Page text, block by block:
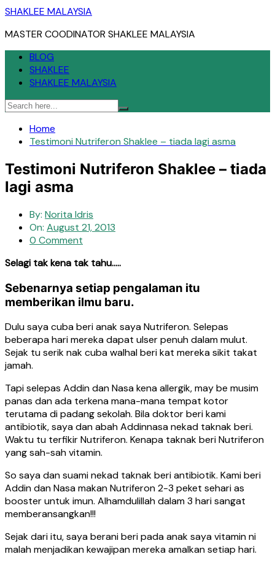
Skip
content
SHAKLEE MALAYSIA
MASTER COODINATOR SHAKLEE MALAYSIA
BLOG
SHAKLEE
SHAKLEE MALAYSIA
Home
Testimoni Nutriferon Shaklee – tiada lagi asma
Testimoni Nutriferon Shaklee – tiada
lagi asma
By: Norita Idris
On: August 21, 2013
0 Comment
Selagi tak kena tak tahu…..
Sebenarnya setiap pengalaman itu
memberikan ilmu baru.
Dulu saya cuba beri anak saya Nutriferon. Selepas
beberapa hari mereka dapat ulser penuh dalam mulut.
Sejak tu serik nak cuba walhal beri kat mereka sikit takat
jamah.
Tapi selepas Addin dan Nasa kena allergik, may be musim
panas dan ada terkena mana-mana tempat kotor
terutama di padang sekolah. Bila doktor beri kami
antibiotik, saya dan abah Addinnasa nekad taknak beri.
Waktu tu terfikir Nutriferon. Kenapa taknak beri Nutriferon
yang sah-sah vitamin.
So saya dan suami nekad taknak beri antibiotik. Kami beri
Addin dan Nasa makan Nutriferon 2-3 peket sehari as
booster untuk imun. Alhamdulillah dalam 3 hari sangat
memberansangkan!!!
Sejak dari itu, saya berani beri pada anak saya vitamin ni
malah menjadikan kewajipan mereka amalkan setiap hari.